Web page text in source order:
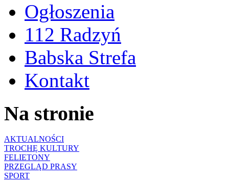
Ogłoszenia
112 Radzyń
Babska Strefa
Kontakt
Na stronie
AKTUALNOŚCI
TROCHĘ KULTURY
FELIETONY
PRZEGLĄD PRASY
SPORT